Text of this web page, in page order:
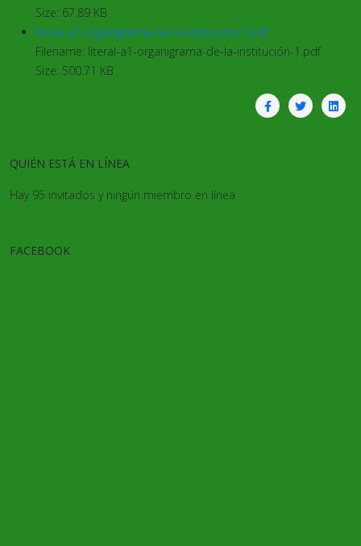
Size: 67.89 KB
literal-a1-organigrama-de-la-institución-1.pdf
Filename: literal-a1-organigrama-de-la-institución-1.pdf
Size: 500.71 KB
QUIÉN ESTÁ EN LÍNEA
Hay 95 invitados y ningún miembro en línea
FACEBOOK